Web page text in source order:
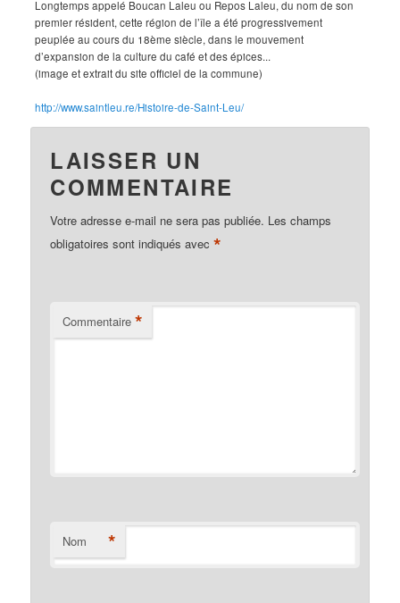
Longtemps appelé Boucan Laleu ou Repos Laleu, du nom de son
premier résident, cette région de l’île a été progressivement
peuplée au cours du 18ème siècle, dans le mouvement
d’expansion de la culture du café et des épices...
(image et extrait du site officiel de la commune)
http://www.saintleu.re/Histoire-de-Saint-Leu/
LAISSER UN
COMMENTAIRE
Votre adresse e-mail ne sera pas publiée. Les champs
obligatoires sont indiqués avec*
Commentaire *
Nom *